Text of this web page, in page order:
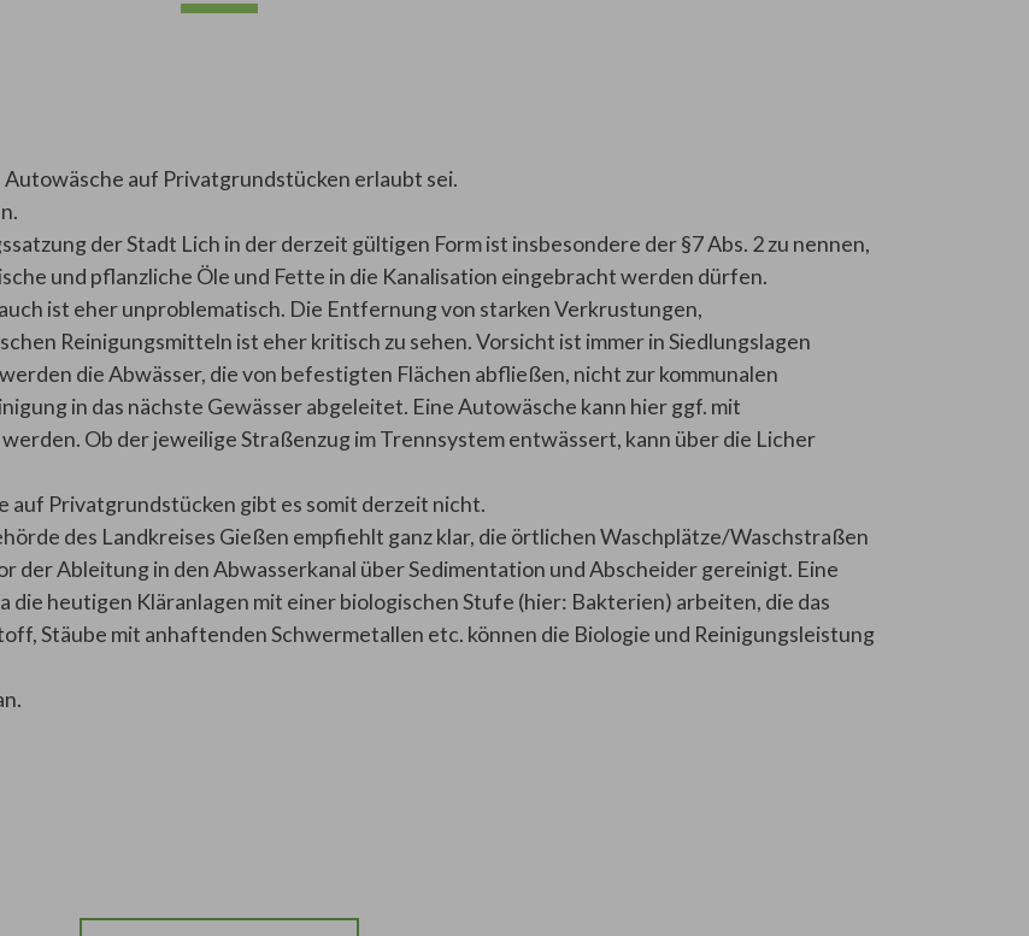
auf Privatgrundstücken erlaubt sei.
der Stadt Lich in der derzeit gültigen Form ist insbesondere der §7 Abs. 2 zu nennen,
und pflanzliche Öle und Fette in die Kanalisation eingebracht werden dürfen.
ist eher unproblematisch. Die Entfernung von starken Verkrustungen,
Reinigungsmitteln ist eher kritisch zu sehen. Vorsicht ist immer in Siedlungslagen
die Abwässer, die von befestigten Flächen abfließen, nicht zur kommunalen
in das nächste Gewässer abgeleitet. Eine Autowäsche kann hier ggf. mit
Ob der jeweilige Straßenzug im Trennsystem entwässert, kann über die Licher
auf Privatgrundstücken gibt es somit derzeit nicht.
des Landkreises Gießen empfiehlt ganz klar, die örtlichen Waschplätze/Waschstraßen
der Ableitung in den Abwasserkanal über Sedimentation und Abscheider gereinigt. Eine
heutigen Kläranlagen mit einer biologischen Stufe (hier: Bakterien) arbeiten, die das
Stäube mit anhaftenden Schwermetallen etc. können die Biologie und Reinigungsleistung